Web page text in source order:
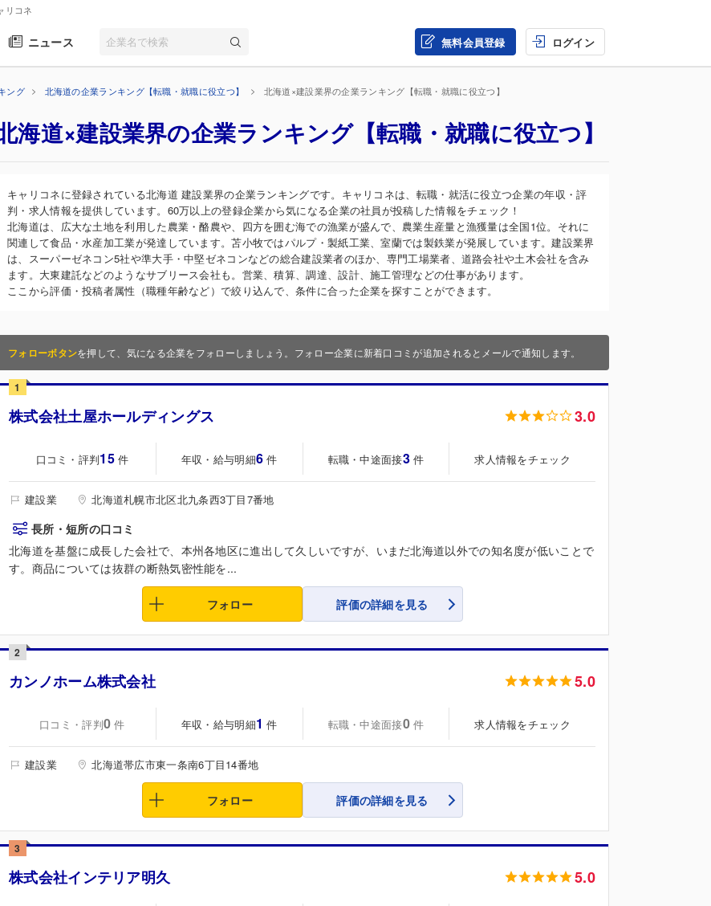
リコネ
ニュース 無料会員登録 ログイン
ング 北海道の企業ランキング【転職・就職に役立つ】 北海道×建設業界の企業ランキング【転職・就職に役立つ】
海道×建設業界の企業ランキング【転職・就職に役立つ】
キャリコネに登録されている北海道 建設業界の企業ランキングです。キャリコネは、転職・就活に役立つ企業の年収・評
判・求人情報を提供しています。60万以上の登録企業から気になる企業の社員が投稿した情報をチェック！
北海道は、広大な土地を利用した農業・酪農や、四方を囲む海での漁業が盛んで、農業生産量と漁獲量は全国1位。それに
関連して食品・水産加工業が発達しています。苫小牧ではパルプ・製紙工業、室蘭では製鉄業が発展しています。建設業界
は、スーパーゼネコン5社や準大手・中堅ゼネコンなどの総合建設業者のほか、専門工場業者、道路会社や土木会社を含み
ます。大東建託などのようなサブリース会社も。営業、積算、調達、設計、施工管理などの仕事があります。
ここから評価・投稿者属性（職種年齢など）で絞り込んで、条件に合った企業を探すことができます。
フォローボタンを押して、気になる企業をフォローしましょう。フォロー企業に新着口コミが追加されるとメールで通知します。
1
株式会社土屋ホールディングス 3.0
口コミ・評判15 件 年収・給与明細6 件 転職・中途面接3 件 求人情報をチェック
建設業 北海道札幌市北区北九条西3丁目7番地
長所・短所の口コミ
北海道を基盤に成長した会社で、本州各地区に進出して久しいですが、いまだ北海道以外での知名度が低いことで
す。商品については抜群の断熱気密性能を...
フォロー 評価の詳細を見る
2
カンノホーム株式会社 5.0
口コミ・評判0 件 年収・給与明細1 件 転職・中途面接0 件 求人情報をチェック
建設業 北海道帯広市東一条南6丁目14番地
フォロー 評価の詳細を見る
3
株式会社インテリア明久 5.0